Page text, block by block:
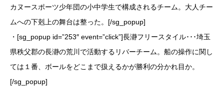
カヌースポーツ少年団の小中学生で構成されるチーム。大人チー
ムへの下剋上の舞台は整った。[/sg_popup]
・[sg_popup id=”253″ event=”click”]長瀞フリースタイル･･･埼玉
県秩父郡の長瀞の荒川で活動するリバーチーム。船の操作に関し
ては１番、ボールをどこまで扱えるかが勝利の分かれ目か。
[/sg_popup]